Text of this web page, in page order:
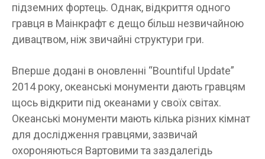
підземних фортець. Однак, відкриття одного
гравця в Маінкрафт є дещо більш незвичайною
дивацтвом, ніж звичайні структури гри.
Вперше додані в оновленні “Bountiful Update”
2014 року, океанські монументи дають гравцям
щось відкрити під океанами у своїх світах.
Океанські монументи мають кілька різних кімнат
для дослідження гравцями, зазвичай
охороняються Вартовими та заздалегідь